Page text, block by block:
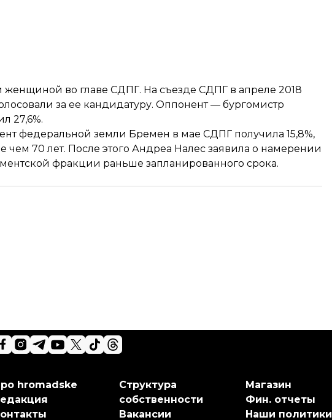
во главе СДПГ. На съезде СДПГ в апреле 2018
за ее кандидатуру. Оппонент — бургомистр
27,6%.
федеральной земли Бремен в мае СДПГ получила 15,8%,
чем 70 лет. После этого Андреа Налес заявила о намерении
фракции раньше запланированного срока.
hromadske
Структура
собственности
Вакансии
Магазин
Фин. отчеты
Наши политики